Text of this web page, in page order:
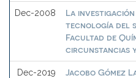
Dec-2008
La investigación
tecnología del
Facultad de
circunstancias
Dec-2019
Jacobo Gómez